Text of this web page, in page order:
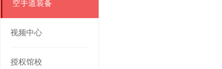
空手道装备
视频中心
授权馆校